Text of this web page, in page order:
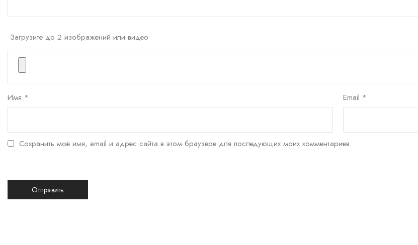
Загрузите до 2 изображений или видео
Имя * Email *
Сохранить моё имя, email и адрес сайта в этом браузере для последующих моих комментариев.